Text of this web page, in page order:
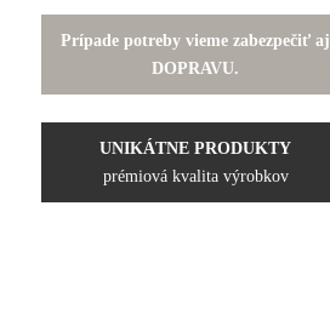
Prípade potreby vieme zabezpečiť aj
DOPRAVU.
UNIKÁTNE PRODUKTY
prémiová kvalita výrobkov